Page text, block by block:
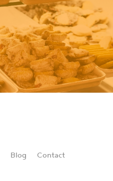
Blog Contact